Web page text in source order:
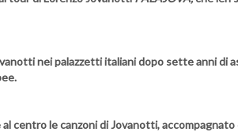
nei palazzetti italiani dopo sette anni
centro le canzoni di Jovanotti,